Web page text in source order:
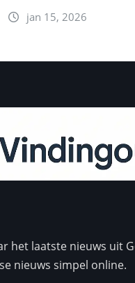
jan 15, 2026
het laatste nieuws uit
nieuws simpel online.